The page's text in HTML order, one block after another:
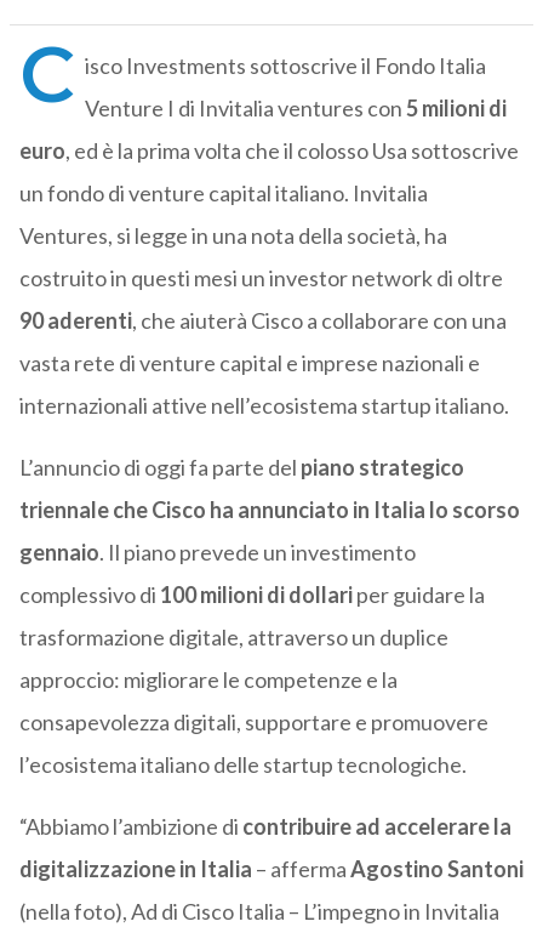
C isco Investments sottoscrive il Fondo Italia
Venture I di Invitalia ventures con5 milionidi
euro, ed è la prima volta che il colosso Usa sottoscrive
un fondo di venture capital italiano. Invitalia
Ventures, si legge in una nota della società, ha
costruito in questi mesi un investor network di oltre
90 aderenti, che aiuterà Cisco a collaborare con una
vasta rete di venture capital e imprese nazionali e
internazionali attive nell’ecosistema startup italiano.
L’annuncio di oggi fa parte del piano strategico
triennale che Cisco ha annunciato in Italia lo scorso
gennaio. Il piano prevede un investimento
complessivo di 100 milioni di dollariper guidare la
trasformazione digitale, attraverso un duplice
approccio: migliorare le competenze e la
consapevolezza digitali, supportare e promuovere
l’ecosistema italiano delle startup tecnologiche.
“Abbiamo l’ambizione di contribuire ad accelerare la
digitalizzazione in Italia – affermaAgostino Santoni
(nella foto), Ad di Cisco Italia – L’impegno in Invitalia